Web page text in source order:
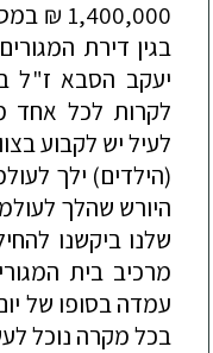
1,400,000
₪
בגין דירת המגורים
יעקב הסבא ז"ל
לקרות לכל אחד
לעיליש לקבוע
(הילדים) ילך
היורש שהלך
שלנוביקשנו
מרכיב בית
עמדהבסופו של
בכלמקרה נוכל